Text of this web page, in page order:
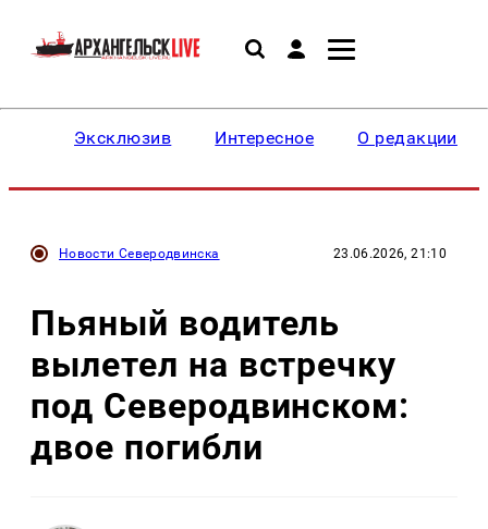
Эксклюзив Интересное О редакции
Новости Северодвинска 23.06.2026, 21:10
Пьяный водитель
вылетел на встречку
под Северодвинском:
двое погибли